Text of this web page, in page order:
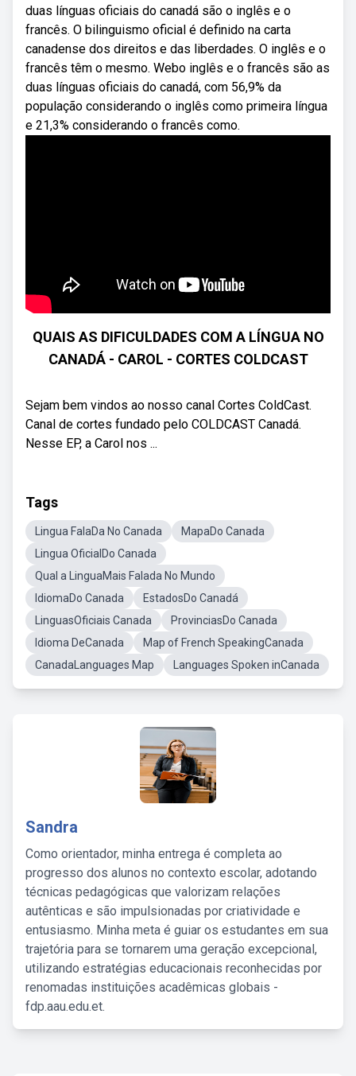
duas línguas oficiais do canadá são o inglês e o
francês. O bilinguismo oficial é definido na carta
canadense dos direitos e das liberdades. O inglês e o
francês têm o mesmo. Webo inglês e o francês são as
duas línguas oficiais do canadá, com 56,9% da
população considerando o inglês como primeira língua
e 21,3% considerando o francês como.
QUAIS AS DIFICULDADES COM A LÍNGUA NO
CANADÁ - CAROL - CORTES COLDCAST
Sejam bem vindos ao nosso canal Cortes ColdCast.
Canal de cortes fundado pelo COLDCAST Canadá.
Nesse EP, a Carol nos ...
Tags
Lingua FalaDa No Canada
MapaDo Canada
Lingua OficialDo Canada
Qual a LinguaMais Falada No Mundo
IdiomaDo Canada
EstadosDo Canadá
LinguasOficiais Canada
ProvinciasDo Canada
Idioma DeCanada
Map of French SpeakingCanada
CanadaLanguages Map
Languages Spoken inCanada
Sandra
Como orientador, minha entrega é completa ao
progresso dos alunos no contexto escolar, adotando
técnicas pedagógicas que valorizam relações
autênticas e são impulsionadas por criatividade e
entusiasmo. Minha meta é guiar os estudantes em sua
trajetória para se tornarem uma geração excepcional,
utilizando estratégias educacionais reconhecidas por
renomadas instituições acadêmicas globais -
fdp.aau.edu.et.